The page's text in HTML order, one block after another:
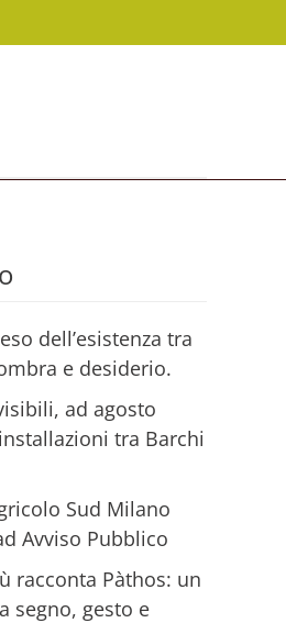
dell’esistenza tra
e desiderio.
ad agosto
tra Barchi
Sud Milano
Avviso Pubblico
racconta Pàthos: un
segno, gesto e